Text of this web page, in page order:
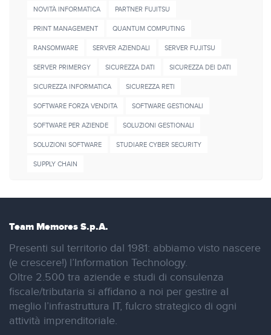
NOVITÀ INFORMATICA PARTNER FUJITSU
PRINT MANAGEMENT QUANTUM COMPUTING
RANSOMWARE SERVER AZIENDALI SERVER FUJITSU
SERVER PRIMERGY SICUREZZA DATI SICUREZZA DEI DATI
SICUREZZA INFORMATICA SICUREZZA RETI
SOFTWARE FORZA VENDITA SOFTWARE GESTIONALI
SOFTWARE PER AZIENDE SOLUZIONI GESTIONALI
SOLUZIONI SOFTWARE STUDIARE CYBER SECURITY
SUPPLY CHAIN
Team Memores S.p.A.
Presenti sul territorio dal 1981: abbiamo visto nascere
(e crescere!) l’Information Technology.
Oltre 2.500 tra aziende e studi di consulenza
fiscale/tributaria si affidano a noi per gestire al
meglio l’infrastruttura IT, fulcro strategico di ogni
attività imprenditoriale.